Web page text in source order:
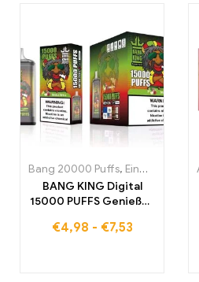
Bang 20000 Puffs, Einweg E-Zigaretten
BANG KING Digital
15000 PUFFS Genießen
Nebelungserlebnis
€4,98 - €7,53